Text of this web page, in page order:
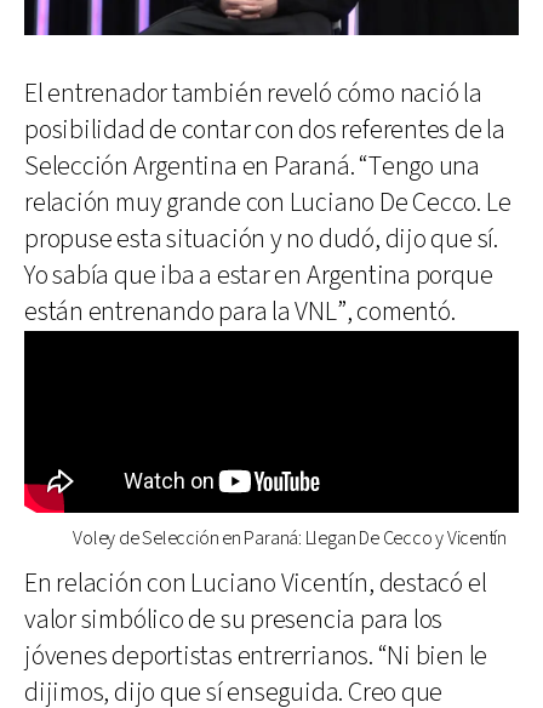
El entrenador también reveló cómo nació la
posibilidad de contar con dos referentes de la
Selección Argentina en Paraná. “Tengo una
relación muy grande con Luciano De Cecco. Le
propuse esta situación y no dudó, dijo que sí.
Yo sabía que iba a estar en Argentina porque
están entrenando para la VNL”, comentó.
Voley de Selección en Paraná: Llegan De Cecco y Vicentín
En relación con Luciano Vicentín, destacó el
valor simbólico de su presencia para los
jóvenes deportistas entrerrianos. “Ni bien le
dijimos, dijo que sí enseguida. Creo que